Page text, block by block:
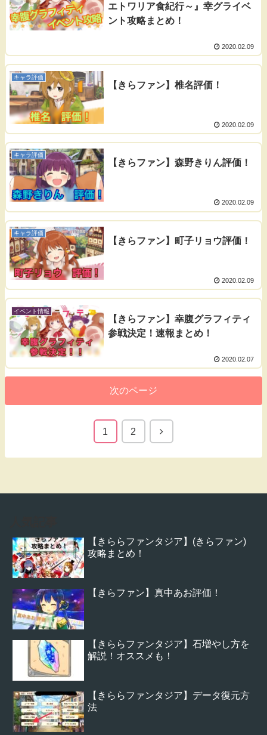
エトワリア食紀行～』幸グライベ
ント攻略まとめ！
2020.02.09
キャラ評価
【きらファン】椎名評価！
2020.02.09
キャラ評価
【きらファン】森野きりん評価！
2020.02.09
キャラ評価
【きらファン】町子リョウ評価！
2020.02.09
イベント情報
【きらファン】幸腹グラフィティ
参戦決定！速報まとめ！
2020.02.07
次のページ
1 2
【きららファンタジア】(きらファン)
攻略まとめ！
【きらファン】真中あお評価！
【きららファンタジア】石増やし方を
解説！オススメも！
【きららファンタジア】データ復元方
法